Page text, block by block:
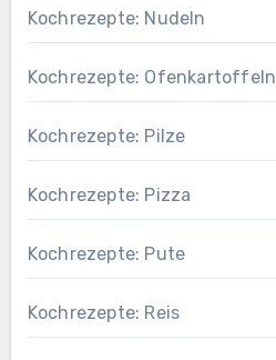
Kochrezepte: Nudeln
Kochrezepte: Ofenkartoffeln
Kochrezepte: Pilze
Kochrezepte: Pizza
Kochrezepte: Pute
Kochrezepte: Reis